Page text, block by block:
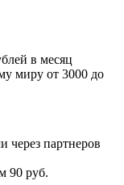
в месяц
миру от 3000 до
через партнеров
90 руб.